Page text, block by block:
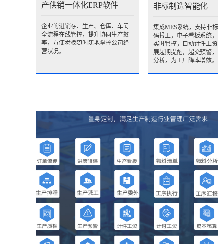
产供销一体化ERP软件
企业的进销存、生产、仓库、车间
全流程在线管控，提升协同生产效
率，方便老板随时随地掌控公司经
营状况。
非标制造智能化
集成MES系统，支持非
码报工，电子看板系统
实时管控，自动计件工
展超期提醒，超交预警
分析，为工厂降本增效。